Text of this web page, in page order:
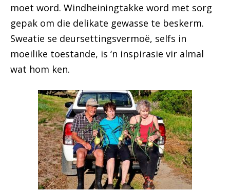
moet word. Windheiningtakke word met sorg
gepak om die delikate gewasse te beskerm.
Sweatie se deursettingsvermoë, selfs in
moeilike toestande, is ‘n inspirasie vir almal
wat hom ken.